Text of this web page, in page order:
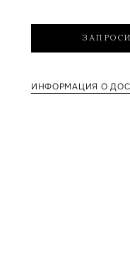
ИНФОРМАЦИЯ О